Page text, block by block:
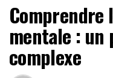
Comprendre
mentale : un
complexe